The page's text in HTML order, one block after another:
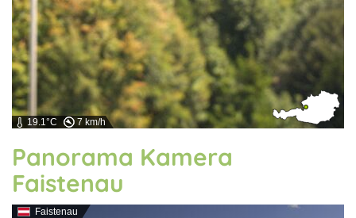
19.1°C 7 km/h
Panorama Kamera
Faistenau
Faistenau